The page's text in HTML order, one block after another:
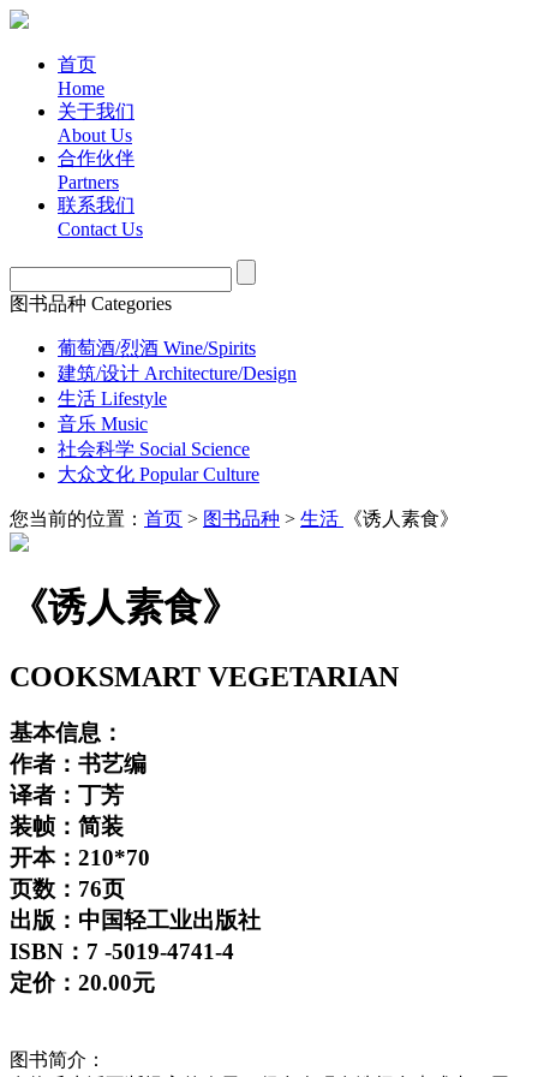
首页
Home
关于我们
About Us
合作伙伴
Partners
联系我们
Contact Us
图书品种 Categories
葡萄酒/烈酒 Wine/Spirits
建筑/设计 Architecture/Design
生活 Lifestyle
音乐 Music
社会科学 Social Science
大众文化 Popular Culture
您当前的位置： 首页 > 图书品种 > 生活 《诱人素食》
《诱人素食》
COOKSMART VEGETARIAN
基本信息：
作者：书艺编
译者：丁芳
装帧：简装
开本：210*70
页数：76页
出版：中国轻工业出版社
ISBN：7 -5019-4741-4
定价：20.00元
图书简介：